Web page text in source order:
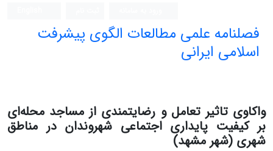
فصلنامه علمی مطالعات الگوی پیشرفت
اسلامی ایرانی
واکاوی تاثیر تعامل و رضایتمندی از مساجد محله‌ای
بر کیفیت پایداری اجتماعی شهروندان در مناطق
شهری (شهر مشهد)